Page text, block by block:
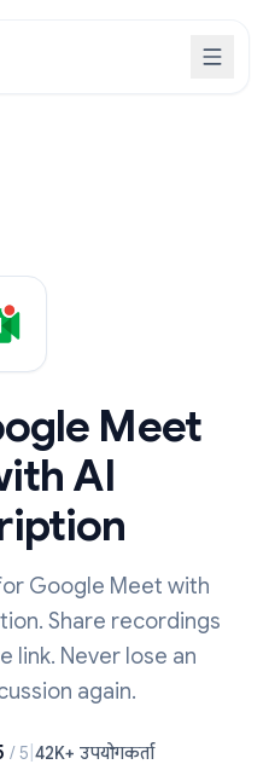
Meet
AI
Google Meet with
Share recordings
link. Never lose an
again.
/ 5 42K+ उपयोगकर्ता